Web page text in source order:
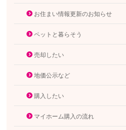
お住まい情報更新のお知らせ
ペットと暮らそう
売却したい
地価公示など
購入したい
マイホーム購入の流れ